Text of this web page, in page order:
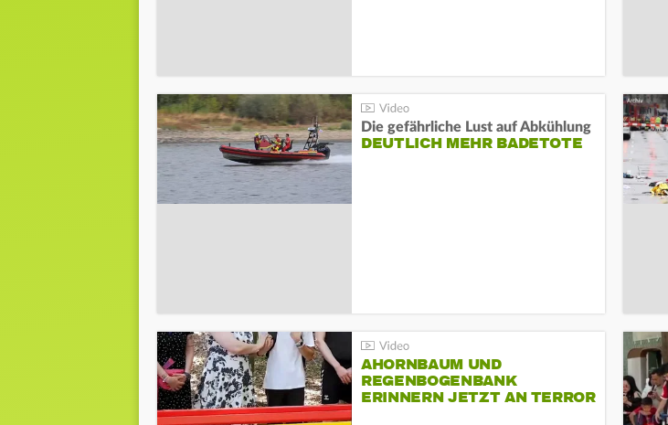
Die gefährliche Lust auf Abkühlung
DEUTLICH MEHR BADETOTE
AHORNBAUM UND
REGENBOGENBANK
ERINNERN JETZT AN TERROR